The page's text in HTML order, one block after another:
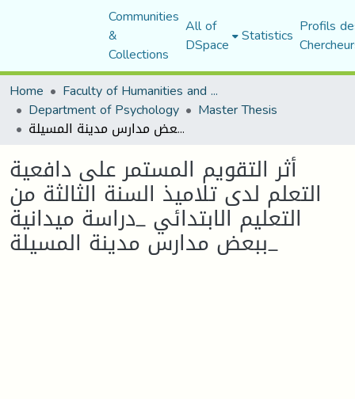
Communities
&
Collections
All of
DSpace Statistics Profils
Home
Faculty of Humanities and Social Sciences
Department of Psychology Master Thesis
أثر التقويم المستمر على دافعية التعلم لدى تلاميذ السنة الثالثة من التعليم الابتدائي _دراسة ميدانية ببعض مدارس مدينة المسيلة_
أثر التقويم المستمر على دافعية
التعلم لدى تلاميذ السنة الثالثة من
التعليم الابتدائي _دراسة ميدانية
ببعض مدارس مدينة المسيلة_